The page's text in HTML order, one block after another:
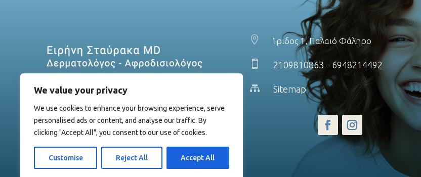
We value your privacy
We use cookies to enhance your browsing experience, serve
personalised ads or content, and analyse our traffic. By
clicking "Accept All", you consent to our use of cookies.
Customise Reject All Accept All
 Ίριδος 1, Παλαιό Φάληρο
 2109810863 –6948214492
 Sitemap